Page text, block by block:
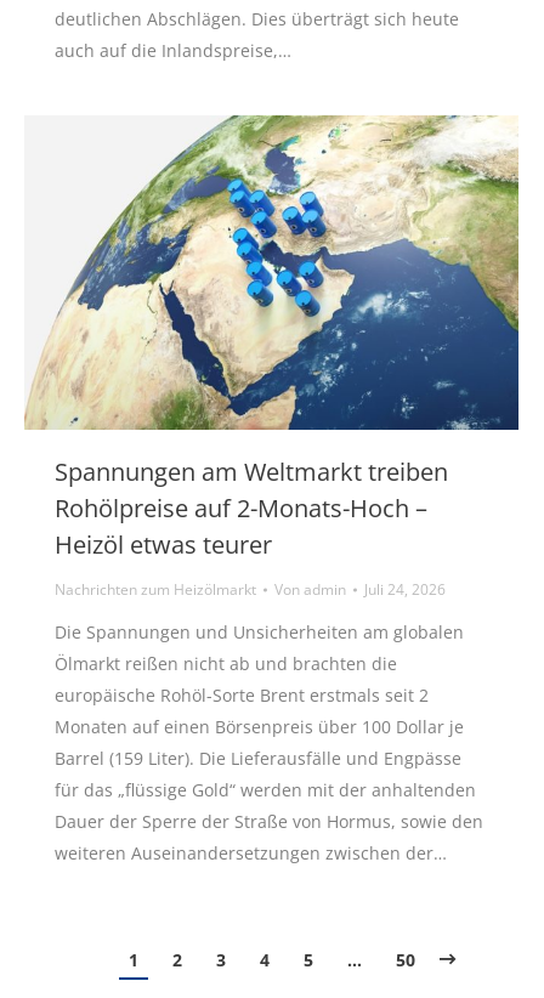
deutlichen Abschlägen. Dies überträgt sich heute
auch auf die Inlandspreise,…
Spannungen am Weltmarkt treiben
Rohölpreise auf 2-Monats-Hoch –
Heizöl etwas teurer
Nachrichten zum Heizölmarkt Vonadmin Juli 24, 2026
Die Spannungen und Unsicherheiten am globalen
Ölmarkt reißen nicht ab und brachten die
europäische Rohöl-Sorte Brent erstmals seit 2
Monaten auf einen Börsenpreis über 100 Dollar je
Barrel (159 Liter). Die Lieferausfälle und Engpässe
für das „flüssige Gold“ werden mit der anhaltenden
Dauer der Sperre der Straße von Hormus, sowie den
weiteren Auseinandersetzungen zwischen der…
1 2 3 4 5 … 50